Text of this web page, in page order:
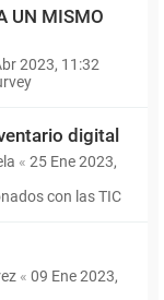
UN MISMO
2023, 11:32
digital
« 25 Ene 2023,
con las TIC
« 09 Ene 2023,